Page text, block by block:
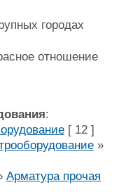
городах
отношение
:
[ 12 ]
»
Арматура прочая